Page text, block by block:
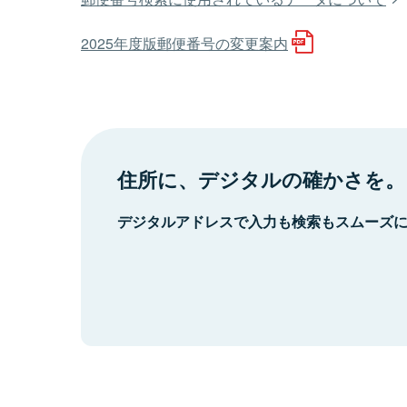
2025年度版郵便番号の変更案内
住所に、デジタルの確かさを。
デジタルアドレスで入力も検索もスムーズ